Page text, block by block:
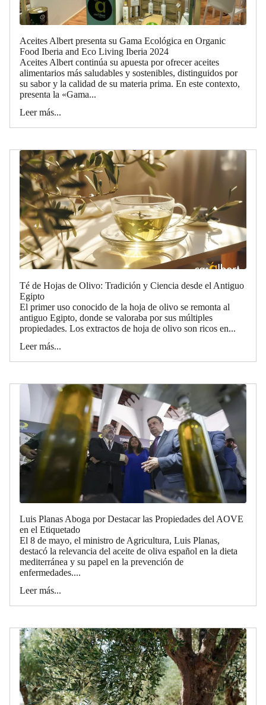
Aceites Albert presenta su Gama Ecológica en Organic
Food Iberia and Eco Living Iberia 2024
Aceites Albert continúa su apuesta por ofrecer aceites
alimentarios más saludables y sostenibles, distinguidos por
su sabor y la calidad de su materia prima. En este contexto,
presenta la «Gama...
Leer más...
Té de Hojas de Olivo: Tradición y Ciencia desde el Antiguo
Egipto
El primer uso conocido de la hoja de olivo se remonta al
antiguo Egipto, donde se valoraba por sus múltiples
propiedades. Los extractos de hoja de olivo son ricos en...
Leer más...
Luis Planas Aboga por Destacar las Propiedades del AOVE
en el Etiquetado
El 8 de mayo, el ministro de Agricultura, Luis Planas,
destacó la relevancia del aceite de oliva español en la dieta
mediterránea y su papel en la prevención de
enfermedades....
Leer más...